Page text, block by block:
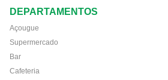
DEPARTAMENTOS
Açougue
Supermercado
Bar
Cafeteria